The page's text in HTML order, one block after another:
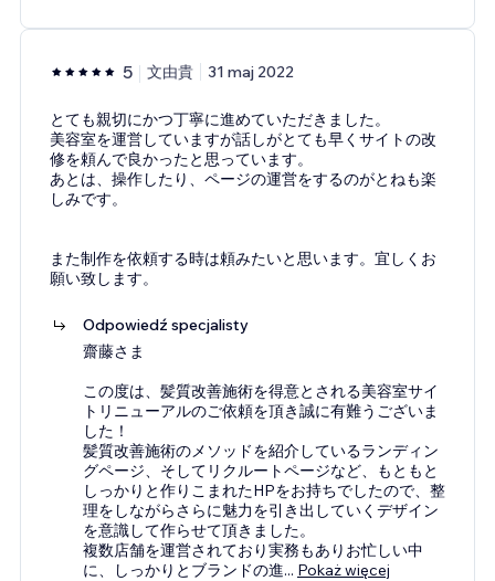
5 文由貴 31 maj 2022
とても親切にかつ丁寧に進めていただきました。
美容室を運営していますが話しがとても早くサイトの改
修を頼んで良かったと思っています。
あとは、操作したり、ページの運営をするのがとねも楽
しみです。
また制作を依頼する時は頼みたいと思います。宜しくお
願い致します。
Odpowiedź specjalisty
齋藤さま
この度は、髪質改善施術を得意とされる美容室サイ
トリニューアルのご依頼を頂き誠に有難うございま
した！
髪質改善施術のメソッドを紹介しているランディン
グページ、そしてリクルートページなど、もともと
しっかりと作りこまれたHPをお持ちでしたので、整
理をしながらさらに魅力を引き出していくデザイン
を意識して作らせて頂きました。
複数店舗を運営されており実務もありお忙しい中
に、しっかりとブランドの進... Pokaż więcej